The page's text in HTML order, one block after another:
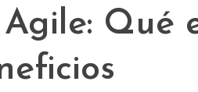
Qué